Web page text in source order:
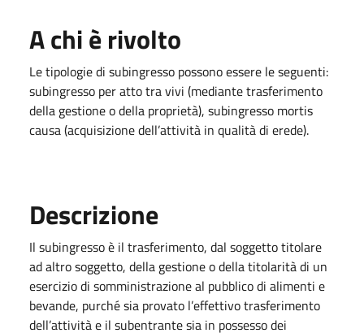
A chi è rivolto
Le tipologie di subingresso possono essere le seguenti:
subingresso per atto tra vivi (mediante trasferimento
della gestione o della proprietà), subingresso mortis
causa (acquisizione dell’attività in qualità di erede).
Descrizione
Il subingresso è il trasferimento, dal soggetto titolare
ad altro soggetto, della gestione o della titolarità di un
esercizio di somministrazione al pubblico di alimenti e
bevande, purché sia provato l’effettivo trasferimento
dell’attività e il subentrante sia in possesso dei